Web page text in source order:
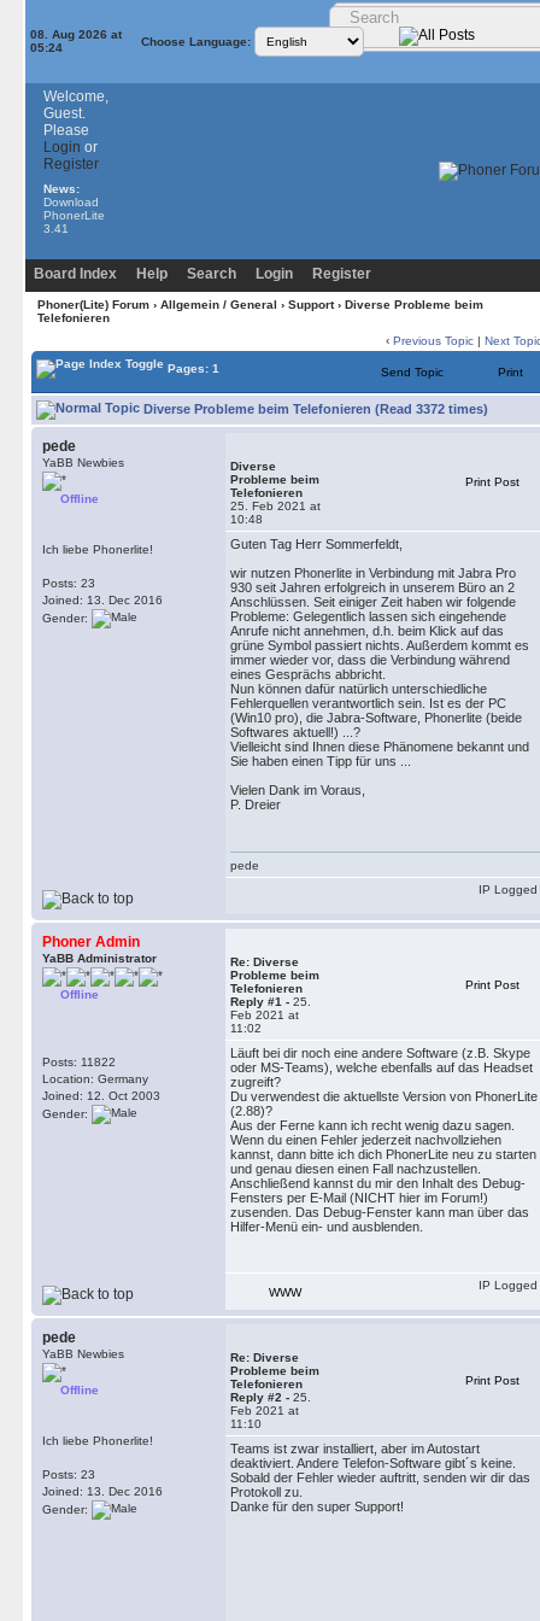
08. Aug 2026 at
05:24
Choose Language:
Welcome,
Guest.
Please
Login or
Register
News:
Download
PhonerLite
3.41
Board Index Help Search Login Register
Phoner(Lite) Forum› Allgemein / General › Support› Diverse Probleme beim
Telefonieren
‹ Previous Topic | Next
Pages: 1 Send Topic Print
Diverse Probleme beim Telefonieren (Read 3372 times)
pede
YaBB Newbies
Offline
Ich liebe Phonerlite!
Posts: 23
Joined: 13. Dec 2016
Gender:
Diverse
Probleme beim
Telefonieren
25. Feb 2021 at
10:48
Print Post
Guten Tag Herr Sommerfeldt,
wir nutzen Phonerlite in Verbindung mit Jabra Pro
930 seit Jahren erfolgreich in unserem Büro an 2
Anschlüssen. Seit einiger Zeit haben wir folgende
Probleme: Gelegentlich lassen sich eingehende
Anrufe nicht annehmen, d.h. beim Klick auf das
grüne Symbol passiert nichts. Außerdem kommt es
immer wieder vor, dass die Verbindung während
eines Gesprächs abbricht.
Nun können dafür natürlich unterschiedliche
Fehlerquellen verantwortlich sein. Ist es der PC
(Win10 pro), die Jabra-Software, Phonerlite (beide
Softwares aktuell!) ...?
Vielleicht sind Ihnen diese Phänomene bekannt und
Sie haben einen Tipp für uns ...
Vielen Dank im Voraus,
P. Dreier
pede
IP Logged
Phoner Admin
YaBB Administrator
Offline
Posts: 11822
Location: Germany
Joined: 12. Oct 2003
Gender:
Re: Diverse
Probleme beim
Telefonieren
Reply #1 - 25.
Feb 2021 at
11:02
Print Post
Läuft bei dir noch eine andere Software (z.B. Skype
oder MS-Teams), welche ebenfalls auf das Headset
zugreift?
Du verwendest die aktuellste Version von PhonerLite
(2.88)?
Aus der Ferne kann ich recht wenig dazu sagen.
Wenn du einen Fehler jederzeit nachvollziehen
kannst, dann bitte ich dich PhonerLite neu zu starten
und genau diesen einen Fall nachzustellen.
Anschließend kannst du mir den Inhalt des Debug-
Fensters per E-Mail (NICHT hier im Forum!)
zusenden. Das Debug-Fenster kann man über das
Hilfer-Menü ein- und ausblenden.
WWW
IP Logged
pede
YaBB Newbies
Offline
Ich liebe Phonerlite!
Posts: 23
Joined: 13. Dec 2016
Gender:
Re: Diverse
Probleme beim
Telefonieren
Reply #2 - 25.
Feb 2021 at
11:10
Print Post
Teams ist zwar installiert, aber im Autostart
deaktiviert. Andere Telefon-Software gibt´s keine.
Sobald der Fehler wieder auftritt, senden wir dir das
Protokoll zu.
Danke für den super Support!